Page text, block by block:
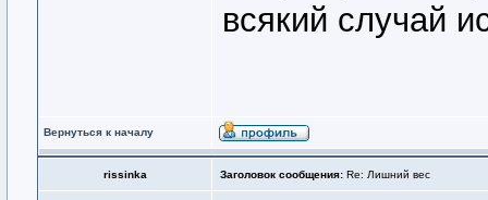
всякий случай
Вернуться к началу
rissinka Заголовок сообщения: Re: Лишний вес